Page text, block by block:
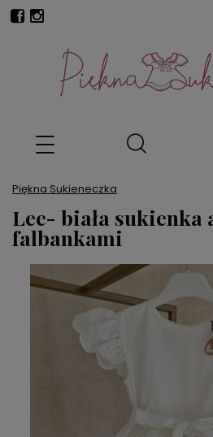
Piękna Sukieneczka
Lee- biała sukienka
falbankami